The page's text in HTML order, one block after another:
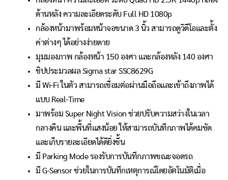
ด้านหลัง ความละเอียดระดับ Full HD 1080p
กล้องหน้ามาพร้อมหน้าจอขนาด 3 นิ้ว สามารถดูวิดีโอและตั้ง
ค่าต่างๆ ได้อย่างง่ายดาย
มุมมองภาพ กล้องหน้า 150 องศา และกล้องหลัง 140 องศา
ชิปประมวลผล Sigma star SSC8629G
มี Wi-Fi ในตัว สามารถเชื่อมต่อผ่านมือถือและเข้าถึงภาพได้
แบบ Real-Time
มาพร้อม Super Night Vision ช่วยปรับความสว่างในเวลา
กลางคืน และพื้นที่แสงน้อย ให้สามารถบันทึกภาพได้คมชัด
และเก็บรายละเอียดได้ดียิ่งขึ้น
มี Parking Mode รองรับการบันทึกภาพขณะจอดรถ
มี G-Sensor ช่วยในการบันทึกเหตุการณ์โดยอัตโนมัติเมื่อ